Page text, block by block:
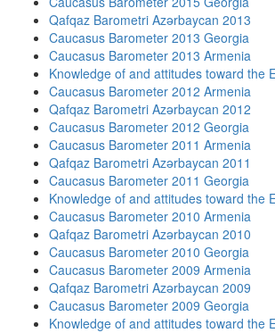
Qafqaz Barometri Azərbaycan 2013
Caucasus Barometer 2013 Georgia
Caucasus Barometer 2013 Armenia
Knowledge of and attitudes toward the
Caucasus Barometer 2012 Armenia
Qafqaz Barometri Azərbaycan 2012
Caucasus Barometer 2012 Georgia
Caucasus Barometer 2011 Armenia
Qafqaz Barometri Azərbaycan 2011
Caucasus Barometer 2011 Georgia
Knowledge of and attitudes toward the
Caucasus Barometer 2010 Armenia
Qafqaz Barometri Azərbaycan 2010
Caucasus Barometer 2010 Georgia
Caucasus Barometer 2009 Armenia
Qafqaz Barometri Azərbaycan 2009
Caucasus Barometer 2009 Georgia
Knowledge of and attitudes toward the